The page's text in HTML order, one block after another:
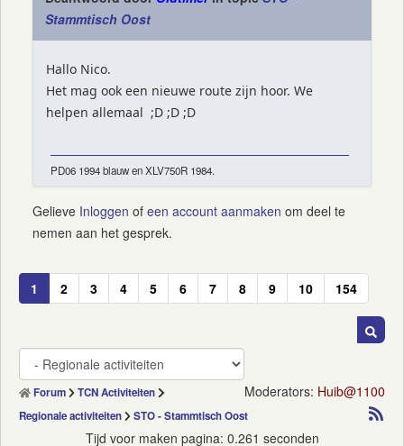
Stammtisch Oost
Hallo Nico.
Het mag ook een nieuwe route zijn hoor. We
helpen allemaal ;D ;D ;D
PD06 1994 blauw en XLV750R 1984.
Gelieve Inloggen of een account aanmaken om deel te
nemen aan het gesprek.
1 2 3 4 5 6 7 8 9 10 154
Moderators: Huib@1100
Forum
TCN Activiteiten
Regionale activiteiten
STO - Stammtisch Oost
Tijd voor maken pagina: 0.261 seconden